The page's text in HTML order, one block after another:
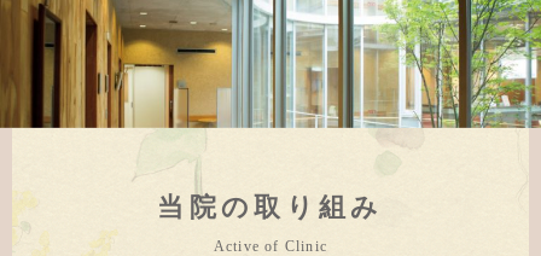
当院の取り組み
Active of Clinic